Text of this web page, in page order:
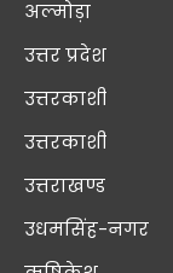
अल्मोड़ा
उत्तर प्रदेश
उत्तरकाशी
उत्तरकाशी
उत्तराखण्ड
उधमसिंह-नगर